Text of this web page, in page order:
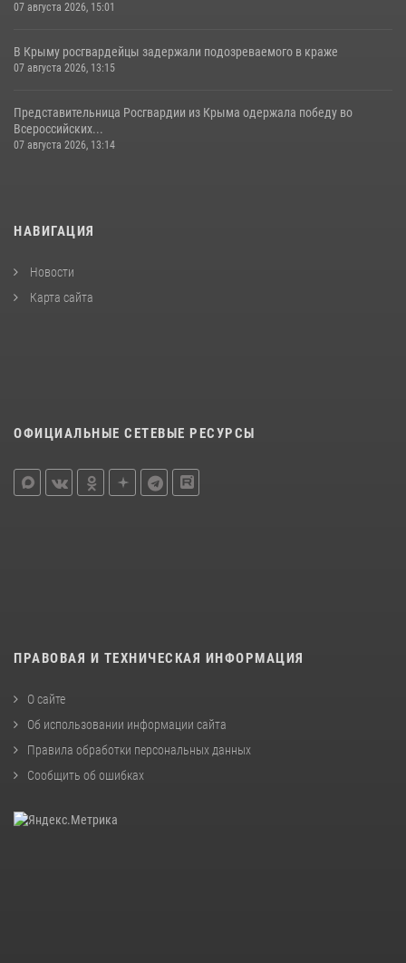
07 августа 2026, 15:01
В Крыму росгвардейцы задержали подозреваемого в краже
07 августа 2026, 13:15
Представительница Росгвардии из Крыма одержала победу во
Всероссийских...
07 августа 2026, 13:14
НАВИГАЦИЯ
Новости
Карта сайта
ОФИЦИАЛЬНЫЕ СЕТЕВЫЕ РЕСУРСЫ
ПРАВОВАЯ И ТЕХНИЧЕСКАЯ ИНФОРМАЦИЯ
О сайте
Об использовании информации сайта
Правила обработки персональных данных
Сообщить об ошибках